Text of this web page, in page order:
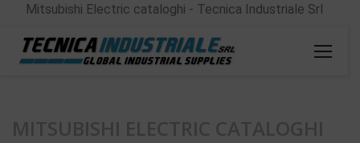
Mitsubishi Electric cataloghi - Tecnica Industriale Srl